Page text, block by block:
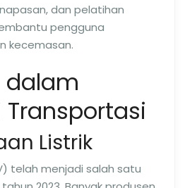
dan pelatihan
pengguna
kecemasan.
dalam
Transportasi
Listrik
telah menjadi salah satu